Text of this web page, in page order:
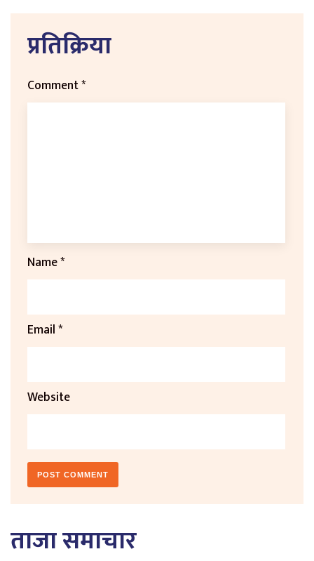
प्रतिक्रिया
Comment*
Name*
Email*
Website
ताजा समाचार